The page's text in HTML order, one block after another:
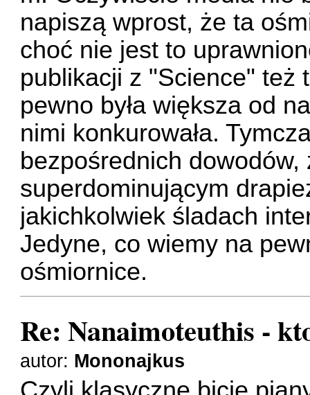
napiszą wprost, że ta
choć nie jest to
publikacji z "Science" też
pewno była większa od
nimi konkurowała.
bezpośrednich dowodów,
superdominującym
jakichkolwiek śladach
Jedyne, co wiemy na
ośmiornice.
Re: Nanaimoteuthis -
autor: Mononajkus